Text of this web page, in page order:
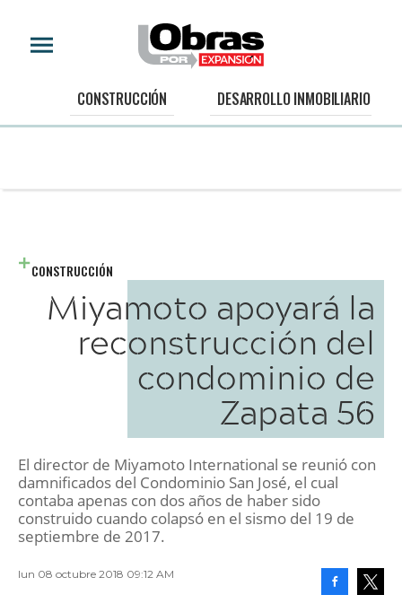
CONSTRUCCIÓN DESARROLLO INMOBILIARIO
CONSTRUCCIÓN
Miyamoto apoyará la
reconstrucción del
condominio de
Zapata 56
El director de Miyamoto International se reunió con
damnificados del Condominio San José, el cual
contaba apenas con dos años de haber sido
construido cuando colapsó en el sismo del 19 de
septiembre de 2017.
lun 08 octubre 2018 09:12 AM